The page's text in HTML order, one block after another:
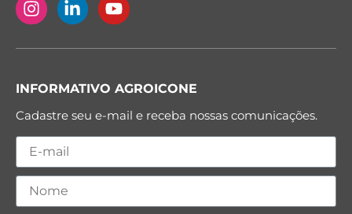
INFORMATIVO AGROICONE
Cadastre seu e-mail e receba nossas comunicações.